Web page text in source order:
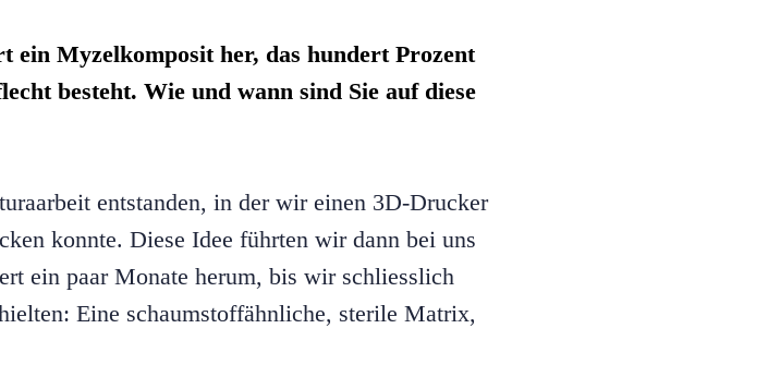
ein Myzelkomposit her, das hundert Prozent
besteht. Wie und wann sind Sie auf diese
entstanden, in der wir einen 3D-Drucker
konnte. Diese Idee führten wir dann bei uns
ein paar Monate herum, bis wir schliesslich
Eine schaumstoffähnliche, sterile Matrix,